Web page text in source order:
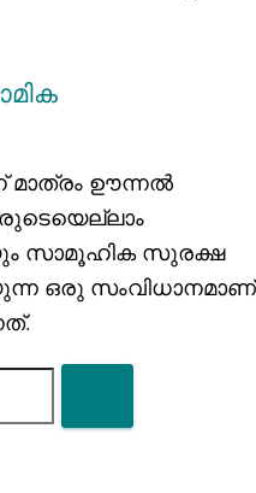
മാത്രം ഊന്നല്‍
സാമൂഹിക സുരക്ഷ
ഒരു സംവിധാനമാണ്